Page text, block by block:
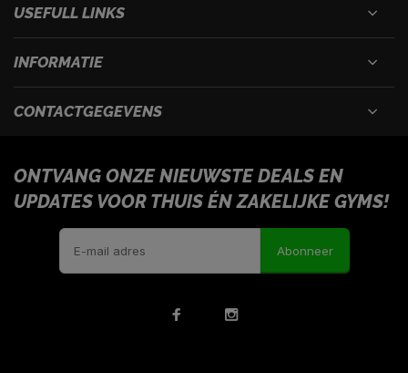
USEFULL LINKS
INFORMATIE
CONTACTGEGEVENS
ONTVANG ONZE NIEUWSTE DEALS EN
UPDATES VOOR THUIS ÉN ZAKELIJKE GYMS!
Abonneer